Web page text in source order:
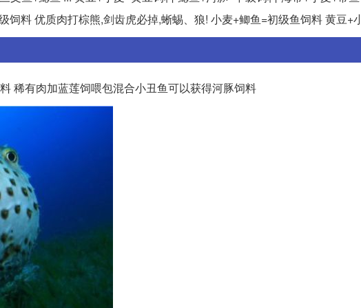
饲料 优质肉打棕熊,剑齿虎必掉,蜥蜴、狼! 小麦+鲫鱼=初级鱼饲料 黄豆+
稀有肉加蓝莲饲喂包混合小丑鱼可以获得河豚饲料